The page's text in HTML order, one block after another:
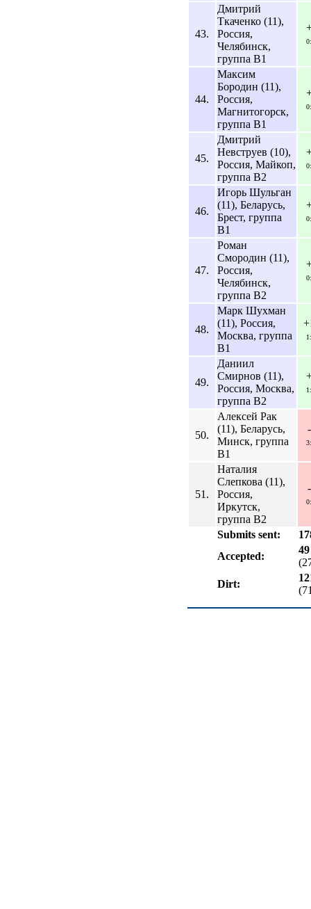
43.
Дмитрий
Ткаченко (11),
Россия,
Челябинск,
группа B1
44.
Максим
Бородин (11),
Россия,
Магнитогорск,
группа B1
45.
Дмитрий
Невструев (10),
Россия, Майкоп,
группа B2
46.
Игорь Шульган
(11), Беларусь,
Брест, группа
B1
47.
Роман
Смородин (11),
Россия,
Челябинск,
группа B2
48.
Марк Шухман
(11), Россия,
Москва, группа
B1
49.
Даниил
Смирнов (11),
Россия, Москва,
группа B2
50.
Алексей Рак
(11), Беларусь,
Минск, группа
B1
51.
Наталия
Слепкова (11),
Россия,
Иркутск,
группа B2
Submits sent:
Accepted:
49
Dirt: